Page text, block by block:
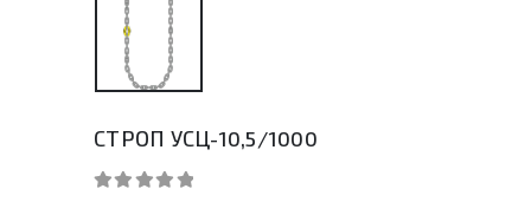
СТРОП УСЦ-10,5/1000